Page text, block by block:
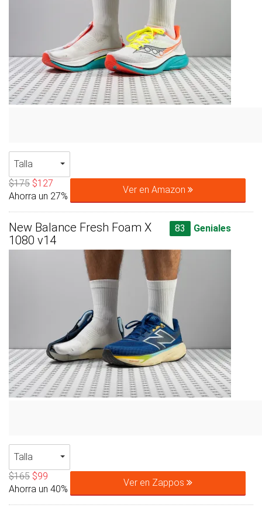
Talla
$175 $127
Ahorra un 27%
Ver en Amazon
New Balance Fresh Foam X
1080 v14
83 Geniales
Talla
$165 $99
Ahorra un 40%
Ver en Zappos